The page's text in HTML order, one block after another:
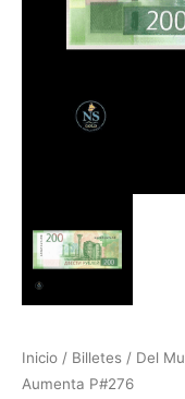
Inicio / Billetes / Del
Aumenta P#276